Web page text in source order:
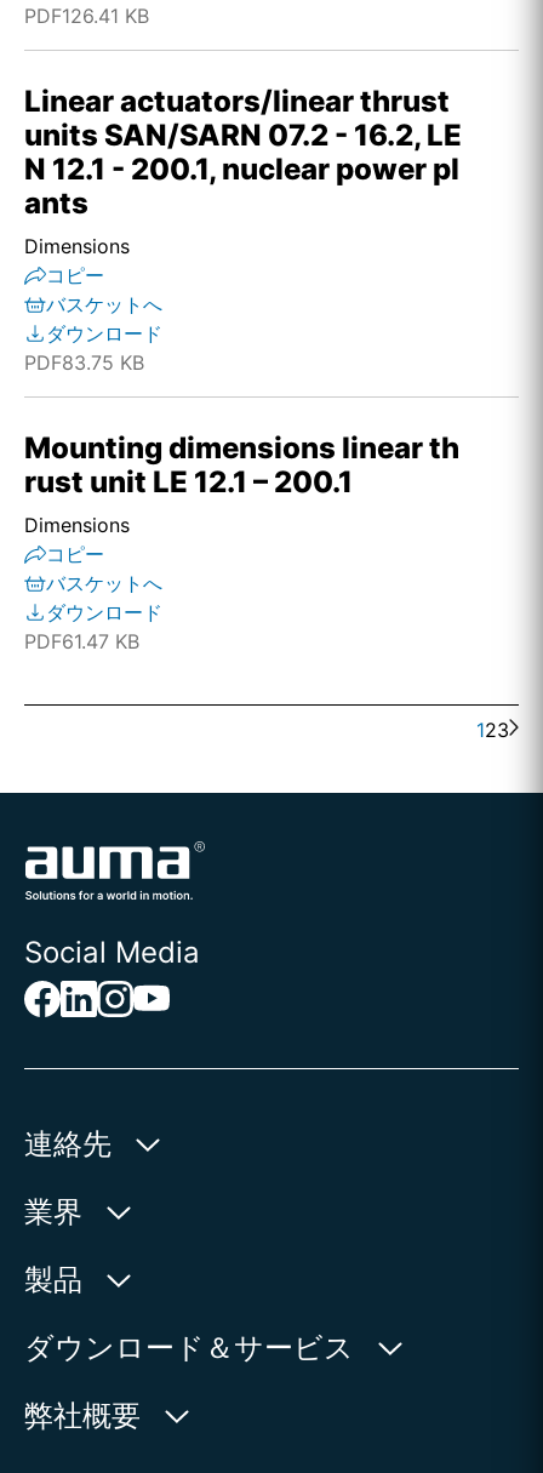
PDF126.41 KB
Linear actuators/linear thrust
units SAN/SARN 07.2 - 16.2, LE
N 12.1 - 200.1, nuclear power pl
ants
Dimensions
コピー
バスケットへ
ダウンロード
PDF83.75 KB
Mounting dimensions linear th
rust unit LE 12.1 – 200.1
Dimensions
コピー
バスケットへ
ダウンロード
PDF61.47 KB
123
Social Media
連絡先
AUMA Riester
Aumastr. 1
地図上に表示
電話:+49 7631 809 - 0
業界
水利産業
電力
製造部門
製品
製品検索
ダウンロード＆サービス
myAUMA
弊社概要